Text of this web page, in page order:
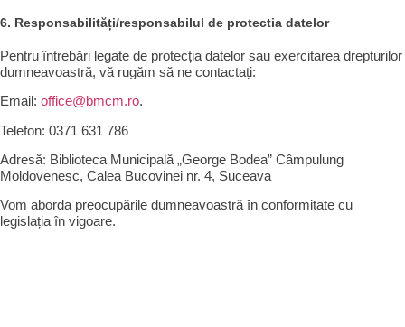
6. Responsabilități/responsabilul de protectia datelor
Pentru întrebări legate de protecția datelor sau exercitarea drepturilor
dumneavoastră, vă rugăm să ne contactați:
Email: office@bmcm.ro.
Telefon: 0371 631 786
Adresă: Biblioteca Municipală „George Bodea” Câmpulung
Moldovenesc, Calea Bucovinei nr. 4, Suceava
Vom aborda preocupările dumneavoastră în conformitate cu
legislația în vigoare.